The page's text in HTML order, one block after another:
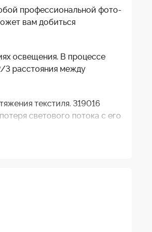
профессиональной фото-
вам добиться
освещения. В процессе
3 расстояния между
текстиля. 319016
светового потока с его
для рассеивания